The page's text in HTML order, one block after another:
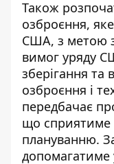
Також
озброєння,
США, з метою
вимог уряду
зберігання та
озброєння і
передбачає
що сприятиме
плануванню.
допомагатиме